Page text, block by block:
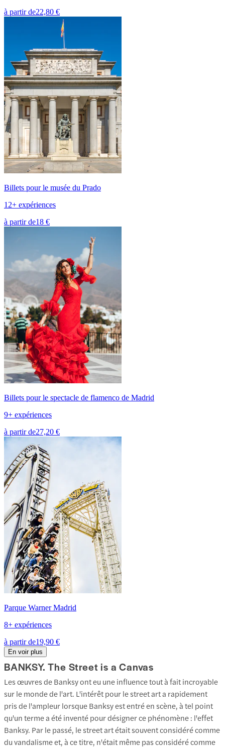
à partir de22,80 €
Billets pour le musée du Prado
12+ expériences
à partir de18 €
Billets pour le spectacle de flamenco de Madrid
9+ expériences
à partir de27,20 €
Parque Warner Madrid
8+ expériences
à partir de19,90 €
En voir plus
BANKSY. The Street is a Canvas
Les œuvres de Banksy ont eu une influence tout à fait incroyable
sur le monde de l'art. L'intérêt pour le street art a rapidement
pris de l'ampleur lorsque Banksy est entré en scène, à tel point
qu'un terme a été inventé pour désigner ce phénomène : l'effet
Banksy. Par le passé, le street art était souvent considéré comme
du vandalisme et, à ce titre, n'était même pas considéré comme